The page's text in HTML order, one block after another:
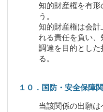
知的財産権を有形
う。
知的財産権は会計
れる責任を負い
調達を目的とし
る。
１０．国防・安全保障
当該関係の出願